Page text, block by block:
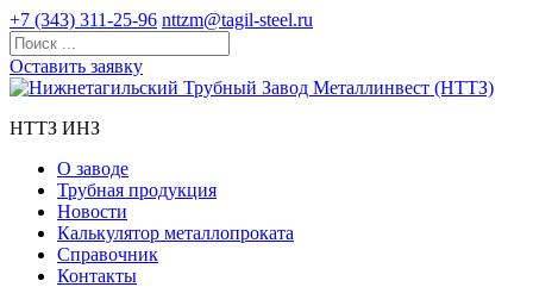
+7 (343) 311-25-96 nttzm@tagil-steel.ru
Оставить заявку
НТТЗ ИНЗ
О заводе
Трубная продукция
Новости
Калькулятор металлопроката
Справочник
Контакты